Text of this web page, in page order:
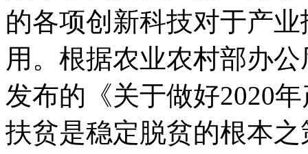
的各项创新科技对于产
用。根据农业农村部办
发布的《关于做好2020
扶贫是稳定脱贫的根本